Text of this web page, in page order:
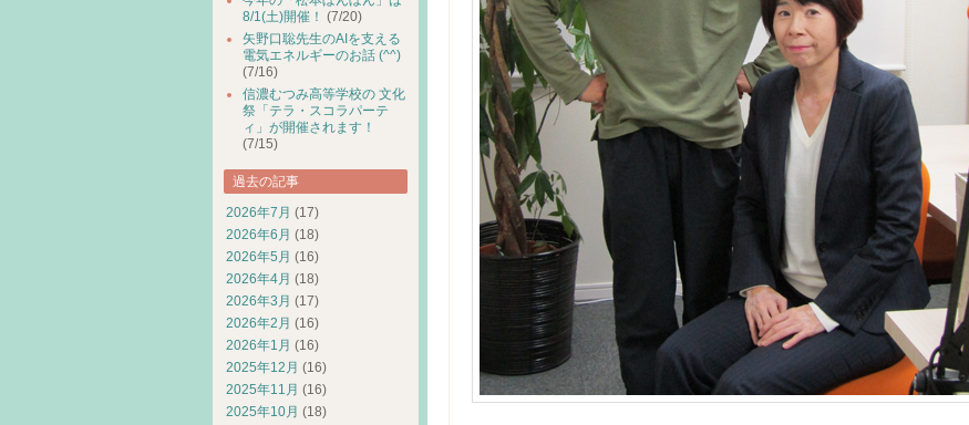
8/1(土)開催！ (7/20)
矢野口聡先生のAIを支える
電気エネルギーのお話 (^^)
(7/16)
信濃むつみ高等学校の 文化
祭「テラ・スコラパーテ
ィ」が開催されます！
(7/15)
過去の記事
2026年7月 (17)
2026年6月 (18)
2026年5月 (16)
2026年4月 (18)
2026年3月 (17)
2026年2月 (16)
2026年1月 (16)
2025年12月 (16)
2025年11月 (16)
2025年10月 (18)